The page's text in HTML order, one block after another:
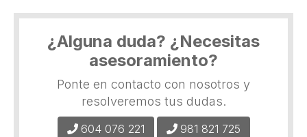
¿Alguna duda? ¿Necesitas
asesoramiento?
Ponte en contacto con nosotros y
resolveremos tus dudas.
604 076 221 981 821 725